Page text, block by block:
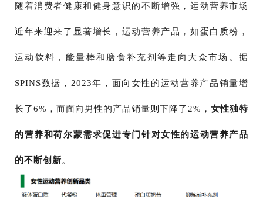
随着消费者健康和健身意识的不断增强，运动营养市场
近年来迎来了显著增长，运动营养产品，如蛋白质粉，
运动饮料，能量棒和膳食补充剂等走向大众市场。据
SPINS数据，2023年，面向女性的运动营养产品销量增
长了6%，而面向男性的产品销量则下降了2%， 女性独特
的营养和荷尔蒙需求促进专门针对女性的运动营养产品
的不断创新。